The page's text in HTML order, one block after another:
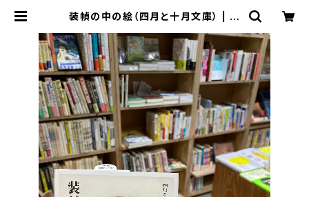
装幀の中の絵（四月と十月文庫） | ま